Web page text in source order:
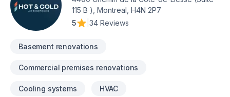
115 B ), Montreal, H4N 2P7
5
34 Reviews
Basement renovations
Commercial premises renovations
Cooling systems HVAC